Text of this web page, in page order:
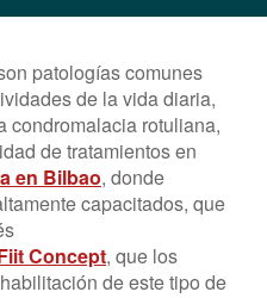
patologías comunes
de la vida diaria,
condromalacia rotuliana,
de tratamientos en
en Bilbao, donde
capacitados, que
Concept, que los
de este tipo de